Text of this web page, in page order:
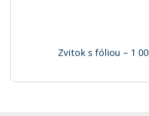
Zvitok s fóliou – 1